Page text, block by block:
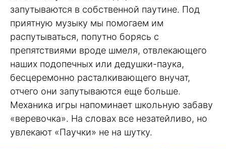
запутываются в собственной паутине. Под
приятную музыку мы помогаем им
распутываться, попутно борясь с
препятствиями вроде шмеля, отвлекающего
наших подопечных или дедушки-паука,
бесцеремонно расталкивающего внучат,
отчего они запутываются еще больше.
Механика игры напоминает школьную забаву
«веревочка». На словах все незатейливо, но
увлекают «Паучки» не на шутку.